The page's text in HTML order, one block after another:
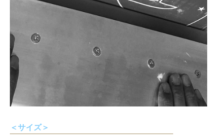
＜サイズ＞